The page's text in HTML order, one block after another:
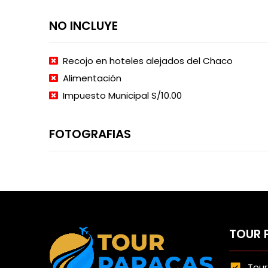
NO INCLUYE
Recojo en hoteles alejados del Chaco
Alimentación
Impuesto Municipal S/10.00
FOTOGRAFIAS
TOUR